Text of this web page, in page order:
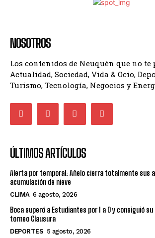
NOSOTROS
Los contenidos de Neuquén que no te
Actualidad, Sociedad, Vida & Ocio,
Turismo, Tecnología, Negocios y
ÚLTIMOS ARTÍCULOS
Alerta por temporal: Añelo cierra totalmente sus
acumulación de nieve
CLIMA 6 agosto, 2026
Boca superó a Estudiantes por 1 a 0 y consiguió
torneo Clausura
DEPORTES 5 agosto, 2026